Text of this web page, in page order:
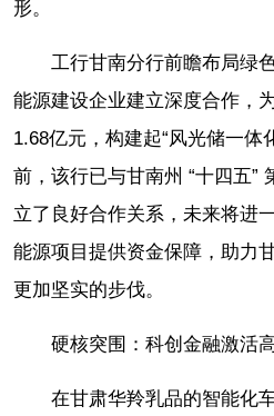
形。
工行甘南分行前瞻布局绿
能源建设企业建立深度合作，
1.68亿元，构建起“风光储一体
前，该行已与甘南州 “十四五”
立了良好合作关系，未来将进
能源项目提供资金保障，助力
更加坚实的步伐。
硬核突围：科创金融激活
在甘肃华羚乳品的智能化